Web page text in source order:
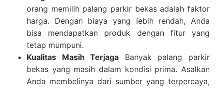
orang memilih palang parkir bekas adalah faktor
harga. Dengan biaya yang lebih rendah, Anda
bisa mendapatkan produk dengan fitur yang
tetap mumpuni.
Kualitas Masih Terjaga Banyak palang parkir
bekas yang masih dalam kondisi prima. Asalkan
Anda membelinya dari sumber yang terpercaya,